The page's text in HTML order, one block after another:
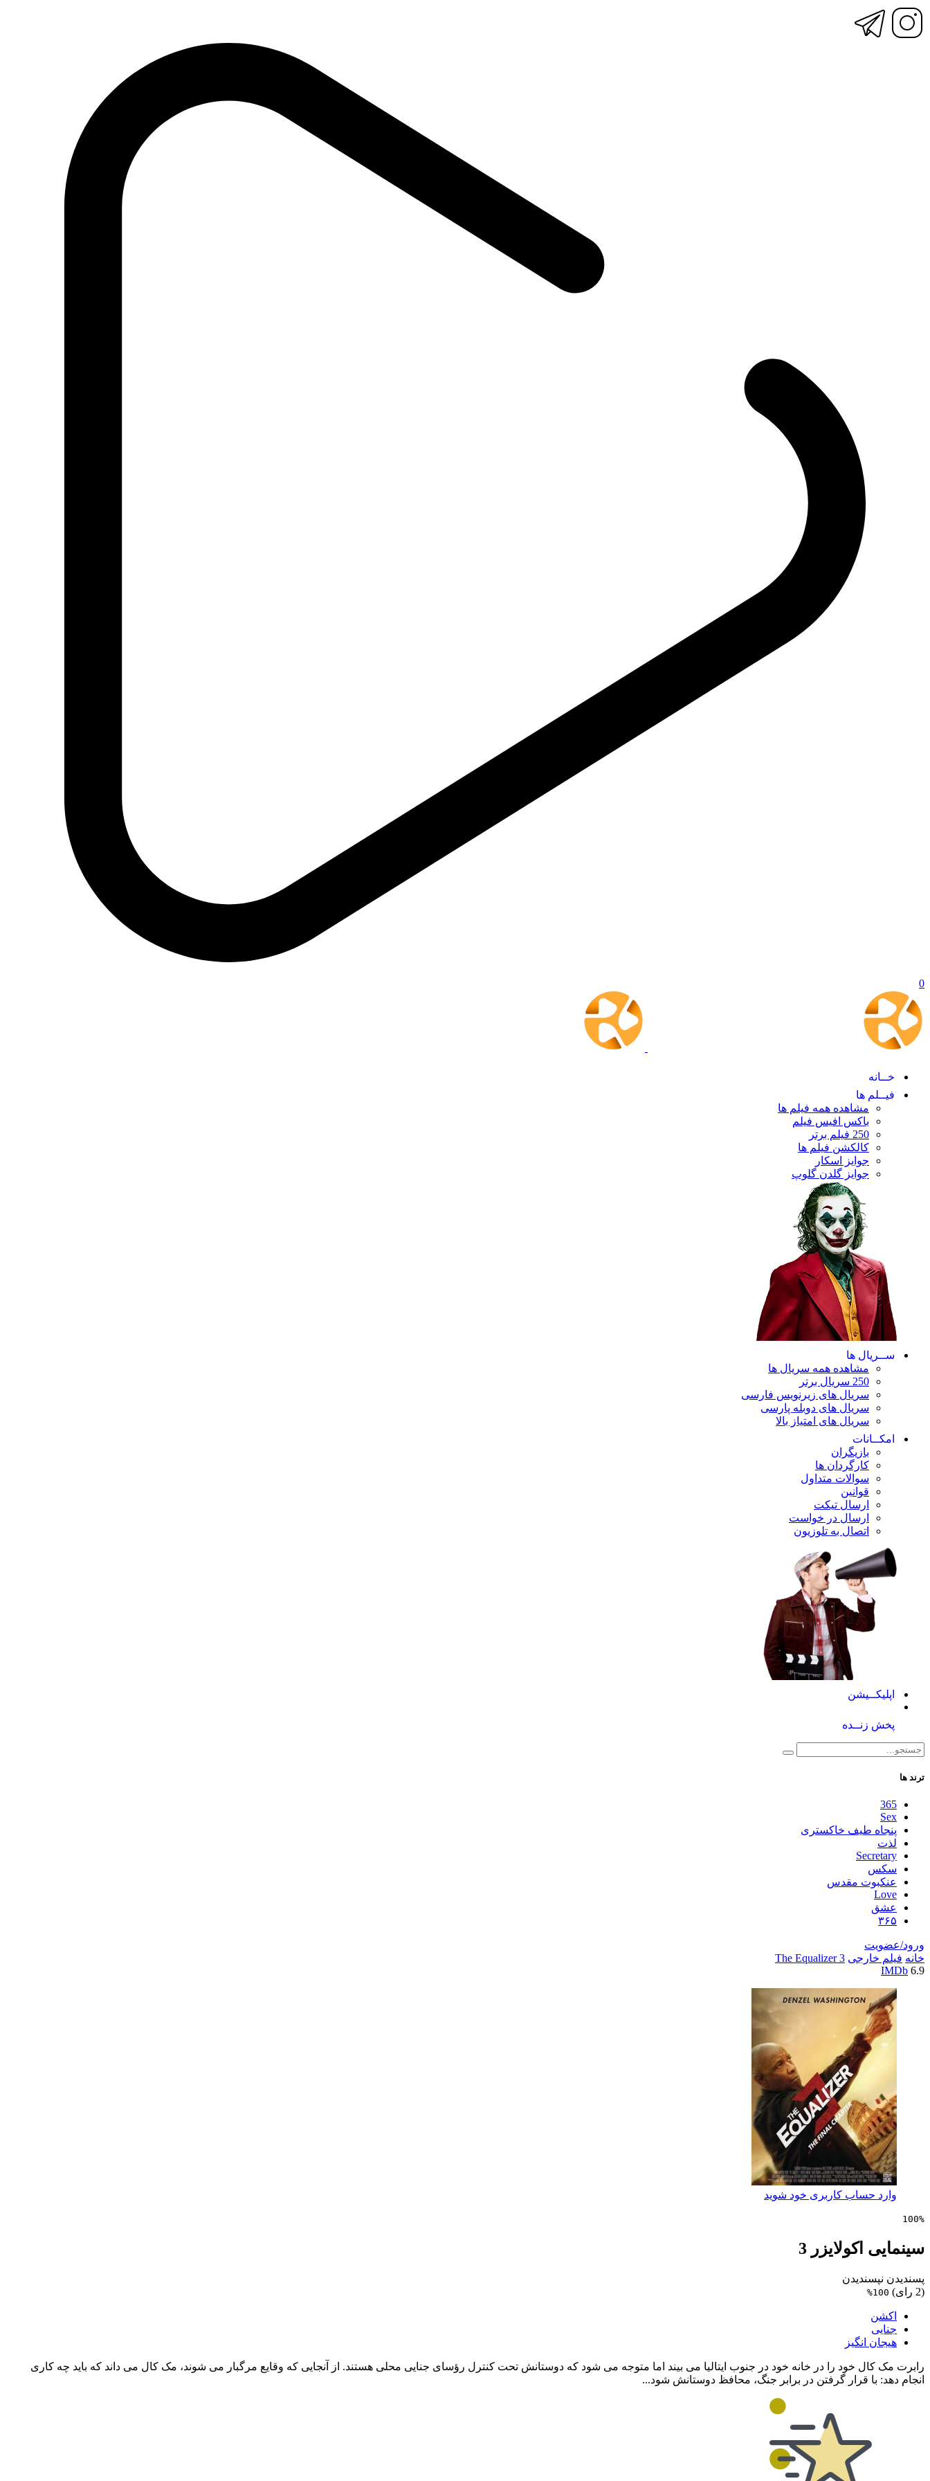
0
خــانه
فیــلم ها
مشاهده همه فیلم ها
باکس افیس فیلم
250 فیلم برتر
کالکشن فیلم ها
جوایز اسکار
جوایز گلدن گلوپ
ســریال ها
مشاهده همه سریال ها
250 سریال برتر
سریال های زیرنویس فارسی
سریال های دوبله پارسی
سریال های امتیاز بالا
امکــانات
بازیگران
کارگردان ها
سوالات متداول
قوانین
ارسال تیکت
ارسال در خواست
اتصال به تلوزیون
اپلیکــیشن
پخش زنــده
ترند ها
365
Sex
پنجاه طیف خاکستری
لذت
Secretary
سکس
عنکبوت مقدس
Love
عشق
۳۶۵
ورود/عضویت
خانه فیلم خارجی The Equalizer 3
IMDb 6.9
وارد حساب کاربری خود شوید
100%
سینمایی اکولایزر 3
پسندیدن نپسندیدن
(2 رای)
100%
اکشن
جنایی
هیجان انگیز
رابرت مک کال خود را در خانه خود در جنوب ایتالیا می بیند اما متوجه می شود که دوستانش تحت کنترل رؤسای جنایی محلی هستند. از آنجایی که وقایع مرگبار می شوند، مک کال می داند که باید چه کاری
انجام دهد: با قرار گرفتن در برابر جنگ، محافظ دوستانش شود...